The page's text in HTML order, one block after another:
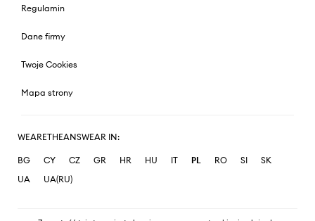
Regulamin
Dane firmy
Twoje Cookies
Mapa strony
WEARETHEANSWEAR IN:
BG CY CZ GR HR HU IT PL RO SI
SK
UA
UA(RU)